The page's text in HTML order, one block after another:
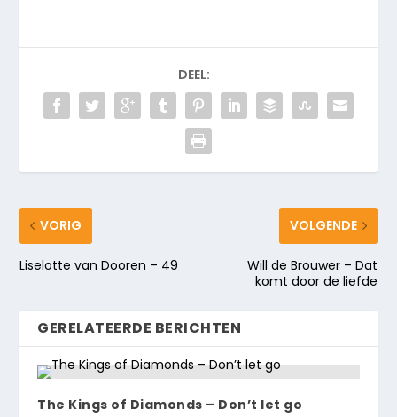
DEEL:
VORIG
Liselotte van Dooren – 49
VOLGENDE
Will de Brouwer – Dat
komt door de liefde
GERELATEERDE BERICHTEN
The Kings of Diamonds – Don’t let go